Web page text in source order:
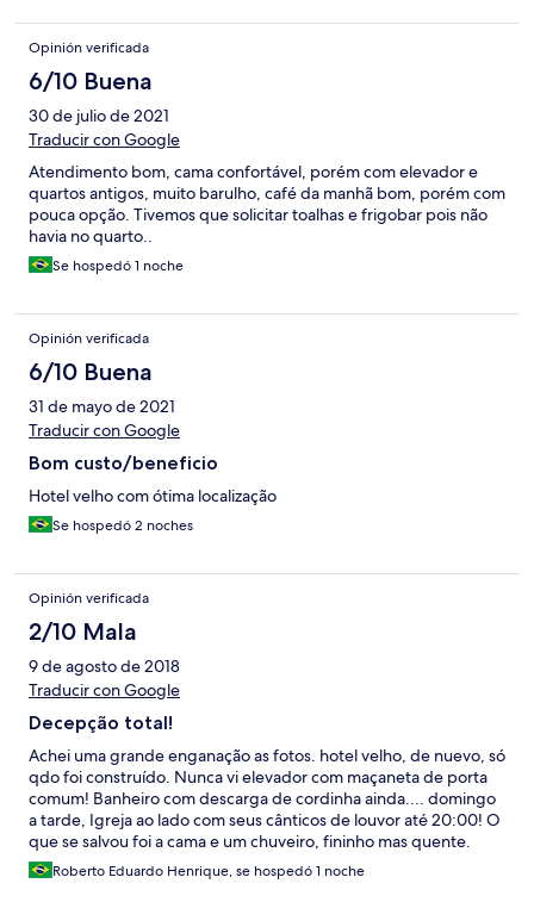
Opinión verificada
6/10 Buena
30 de julio de 2021
Traducir con Google
Atendimento bom, cama confortável, porém com elevador e
quartos antigos, muito barulho, café da manhã bom, porém com
pouca opção. Tivemos que solicitar toalhas e frigobar pois não
havia no quarto..
Se hospedó 1 noche
Opinión verificada
6/10 Buena
31 de mayo de 2021
Traducir con Google
Bom custo/beneficio
Hotel velho com ótima localização
Se hospedó 2 noches
Opinión verificada
2/10 Mala
9 de agosto de 2018
Traducir con Google
Decepção total!
Achei uma grande enganação as fotos. hotel velho, de nuevo, só
qdo foi construído. Nunca vi elevador com maçaneta de porta
comum! Banheiro com descarga de cordinha ainda.... domingo
a tarde, Igreja ao lado com seus cânticos de louvor até 20:00! O
que se salvou foi a cama e um chuveiro, fininho mas quente.
Realmente um absurdo cobrar uma tarifa daquelas por aquilo. E
se não fosse a compreensão de nossas colocações, pelo Mateus
Roberto Eduardo Henrique, se hospedó 1 noche